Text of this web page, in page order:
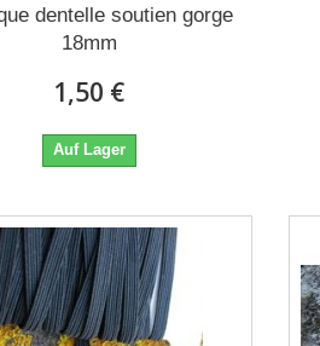
dentelle soutien gorge
18mm
1,50 €
Auf Lager